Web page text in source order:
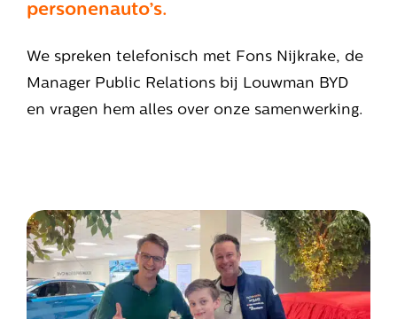
personenauto’s.
We spreken telefonisch met Fons Nijkrake, de
Manager Public Relations bij Louwman BYD
en vragen hem alles over onze samenwerking.